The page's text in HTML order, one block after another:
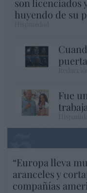
son licenciados
huyendo de su
Fue
“Europa lleva
aranceles y
compañías